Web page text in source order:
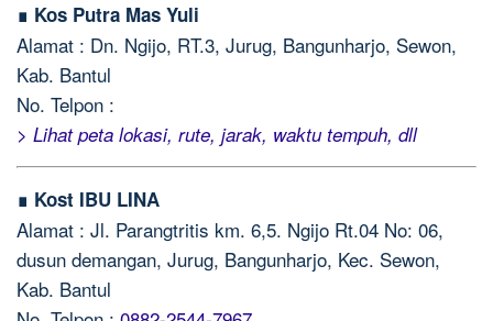
∎ Kos Putra Mas Yuli
Alamat : Dn. Ngijo, RT.3, Jurug, Bangunharjo, Sewon,
Kab. Bantul
No. Telpon :
> Lihat peta lokasi, rute, jarak, waktu tempuh, dll
∎ Kost IBU LINA
Alamat : Jl. Parangtritis km. 6,5. Ngijo Rt.04 No: 06,
dusun demangan, Jurug, Bangunharjo, Kec. Sewon,
Kab. Bantul